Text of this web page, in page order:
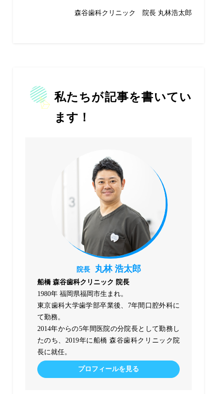
森谷歯科クリニック 院長 丸林浩太郎
私たちが記事を書いてい
ます！
院長 丸林 浩太郎
船橋 森谷歯科クリニック 院長
1980年 福岡県福岡市生まれ。
東京歯科大学歯学部卒業後、7年間口腔外科に
て勤務。
2014年からの5年間医院の分院長として勤務し
たのち、2019年に船橋 森谷歯科クリニック院
長に就任。
プロフィールを見る